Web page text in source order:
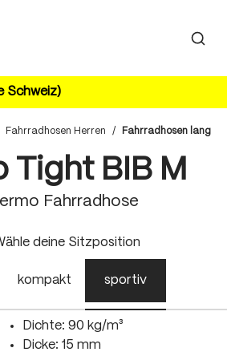
Schweiz)
Fahrradhosen Herren / Fahrradhosen lang
Tight BIB M
Fahrradhose
deine Sitzposition
kompakt sportiv
Dichte: 90 kg/m³
Dicke: 15 mm